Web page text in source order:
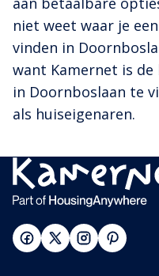
niet weet waar je
vinden in
want Kamernet is
in Doornboslaan te
als huiseigenaren.